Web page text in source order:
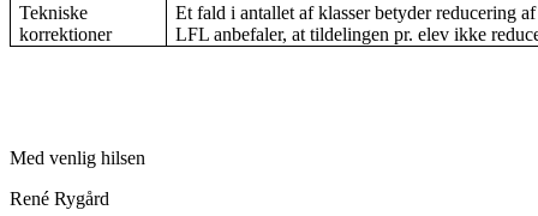
Tekniske
korrektioner
Et fald i antallet af klasser betyder reducering
LFL anbefaler, at tildelingen pr. elev ikke
Med venlig hilsen
René Rygård